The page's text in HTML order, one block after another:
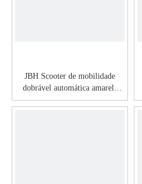
JBH Scooter de mobilidade
dobrável automática amarela
para viagem FDB01